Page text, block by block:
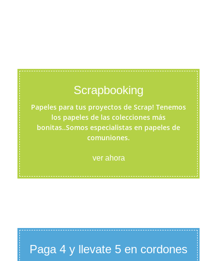
Scrapbooking
Papeles para tus proyectos de Scrap! Tenemos
los papeles de las colecciones más
bonitas..Somos especialistas en papeles de
comuniones.
ver ahora
Paga 4 y llevate 5 en cordones